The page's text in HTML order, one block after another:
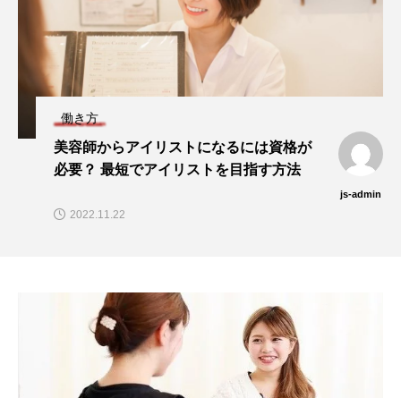
働き方
美容師からアイリストになるには資格が
必要？ 最短でアイリストを目指す方法
js-admin
2022.11.22